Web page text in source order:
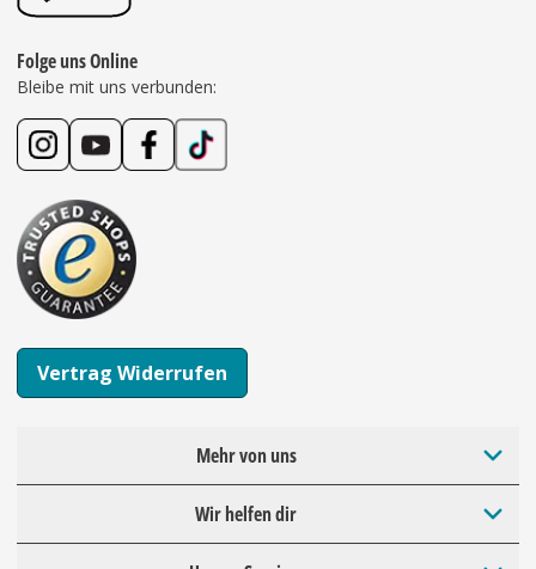
Folge uns Online
Bleibe mit uns verbunden:
Vertrag Widerrufen
Mehr von uns
Wir helfen dir